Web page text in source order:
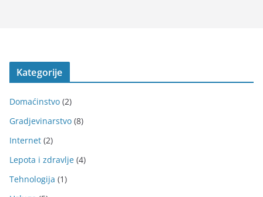
Kategorije
Domaćinstvo (2)
Gradjevinarstvo (8)
Internet (2)
Lepota i zdravlje (4)
Tehnologija (1)